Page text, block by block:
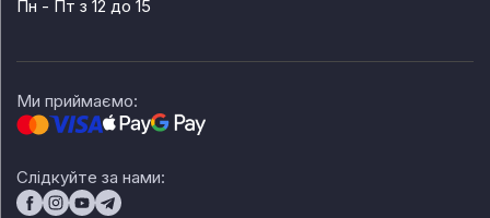
Пн - Пт з 12 до 15
Ми приймаємо:
Слідкуйте за нами: